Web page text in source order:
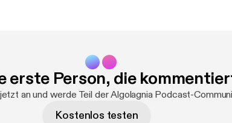
erste Person, die
an und werde Teil der Algolagnia Podcast-
Kostenlos testen